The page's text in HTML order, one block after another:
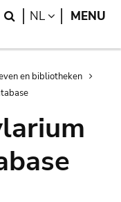
Search
NL LANGUAGE
MENU
en bibliotheken